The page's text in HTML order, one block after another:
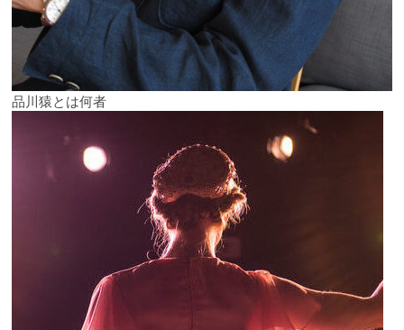
品川猿とは何者